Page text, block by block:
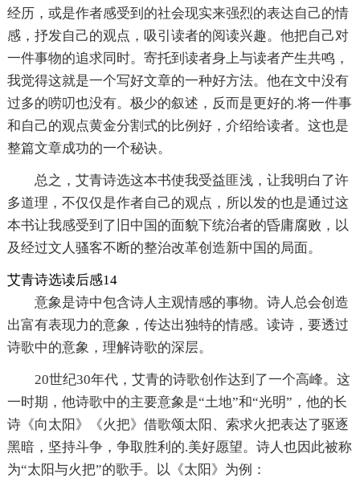
经历，或是作者感受到的社会现实来强烈的表达自己的情
感，抒发自己的观点，吸引读者的阅读兴趣。他把自己对
一件事物的追求同时。寄托到读者身上与读者产生共鸣，
我觉得这就是一个写好文章的一种好方法。他在文中没有
过多的唠叨也没有。极少的叙述，反而是更好的.将一件事
和自己的观点黄金分割式的比例好，介绍给读者。这也是
整篇文章成功的一个秘诀。
总之，艾青诗选这本书使我受益匪浅，让我明白了许
多道理，不仅仅是作者自己的观点，所以发的也是通过这
本书让我感受到了旧中国的面貌下统治者的昏庸腐败，以
及经过文人骚客不断的整治改革创造新中国的局面。
艾青诗选读后感14
意象是诗中包含诗人主观情感的事物。诗人总会创造
出富有表现力的意象，传达出独特的情感。读诗，要透过
诗歌中的意象，理解诗歌的深层。
20世纪30年代，艾青的诗歌创作达到了一个高峰。这
一时期，他诗歌中的主要意象是“土地”和“光明”，他的长
诗《向太阳》《火把》借歌颂太阳、索求火把表达了驱逐
黑暗，坚持斗争，争取胜利的.美好愿望。诗人也因此被称
为“太阳与火把”的歌手。以《太阳》为例：